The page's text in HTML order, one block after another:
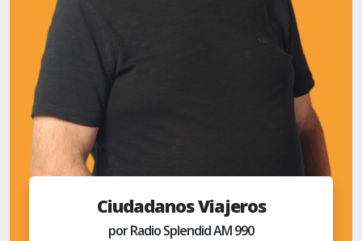
Ciudadanos Viajeros
por Radio Splendid AM 990